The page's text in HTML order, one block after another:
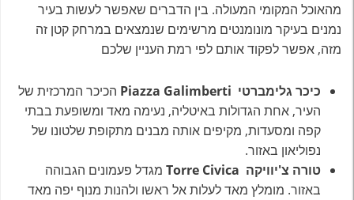
מהאוכל המקומי המעולה. בין הדברים שאפשר לעשות בעיר
נמנים בעיקר מונומנטים מרשימים שנמצאים במרחק קטן זה
מזה, אפשר לפקוד אותם לפי רמת העניין שלכם
כיכר גלימברטי Piazza Galimberti
הכיכר המרכזית של
העיר, אחת הגדולות באיטליה, נעימה מאד ומשופעת בבתי
קפה ומסעדות, מקיפים אותה מבנים מתקופת שלטונו של
נפוליאון באזור.
טורה צ'יוויקה Torre Civica
מגדל פעמונים הגבוהה
באזור. מומלץ מאד לעלות אל ראשו ולהנות מנוף יפה מאד